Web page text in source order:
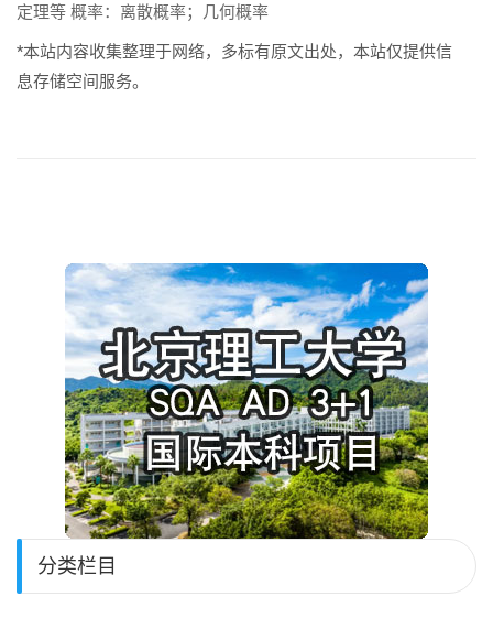
定理等 概率：离散概率；几何概率
*本站内容收集整理于网络，多标有原文出处，本站仅提供信
息存储空间服务。
分类栏目